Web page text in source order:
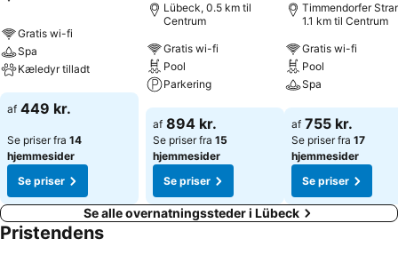
Gratis wi-fi
Spa
Kæledyr tilladt
Se priser
af 449 kr.
Se priser fra 14
hjemmesider
Se priser
Lübeck, 0.5 km til
Centrum
Gratis wi-fi
Pool
Parkering
Se priser
af 894 kr.
Se priser fra 15
hjemmesider
Se priser
Timmendorfer
1.1 km til Centrum
Gratis wi-fi
Pool
Spa
Se priser
af 755 kr.
Se priser fra 17
hjemmesider
Se priser
Se alle overnatningssteder i Lübeck
Pristendens